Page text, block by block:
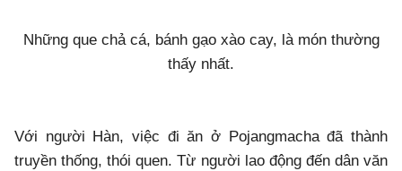
Những que chả cá, bánh gạo xào cay, là món thường
thấy nhất.
Với người Hàn, việc đi ăn ở Pojangmacha đã thành
truyền thống, thói quen. Từ người lao động đến dân văn